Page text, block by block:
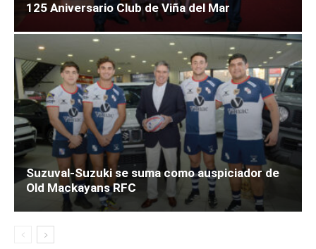
125 Aniversario Club de Viña del Mar
Suzuval-Suzuki se suma como auspiciador de
Old Mackayans RFC